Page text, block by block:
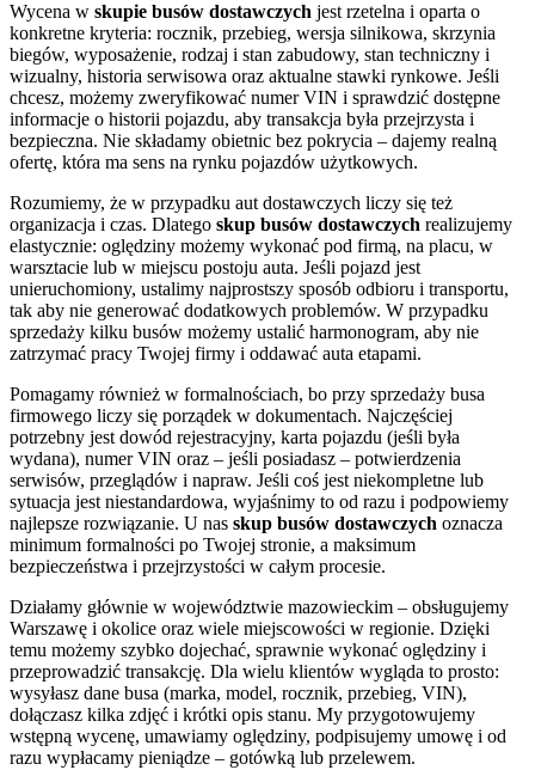
Wycena w skupie busów dostawczych jest rzetelna i oparta o
konkretne kryteria: rocznik, przebieg, wersja silnikowa, skrzynia
biegów, wyposażenie, rodzaj i stan zabudowy, stan techniczny i
wizualny, historia serwisowa oraz aktualne stawki rynkowe. Jeśli
chcesz, możemy zweryfikować numer VIN i sprawdzić dostępne
informacje o historii pojazdu, aby transakcja była przejrzysta i
bezpieczna. Nie składamy obietnic bez pokrycia – dajemy realną
ofertę, która ma sens na rynku pojazdów użytkowych.
Rozumiemy, że w przypadku aut dostawczych liczy się też
organizacja i czas. Dlatego skup busów dostawczych realizujemy
elastycznie: oględziny możemy wykonać pod firmą, na placu, w
warsztacie lub w miejscu postoju auta. Jeśli pojazd jest
unieruchomiony, ustalimy najprostszy sposób odbioru i transportu,
tak aby nie generować dodatkowych problemów. W przypadku
sprzedaży kilku busów możemy ustalić harmonogram, aby nie
zatrzymać pracy Twojej firmy i oddawać auta etapami.
Pomagamy również w formalnościach, bo przy sprzedaży busa
firmowego liczy się porządek w dokumentach. Najczęściej
potrzebny jest dowód rejestracyjny, karta pojazdu (jeśli była
wydana), numer VIN oraz – jeśli posiadasz – potwierdzenia
serwisów, przeglądów i napraw. Jeśli coś jest niekompletne lub
sytuacja jest niestandardowa, wyjaśnimy to od razu i podpowiemy
najlepsze rozwiązanie. U nas skup busów dostawczych oznacza
minimum formalności po Twojej stronie, a maksimum
bezpieczeństwa i przejrzystości w całym procesie.
Działamy głównie w województwie mazowieckim – obsługujemy
Warszawę i okolice oraz wiele miejscowości w regionie. Dzięki
temu możemy szybko dojechać, sprawnie wykonać oględziny i
przeprowadzić transakcję. Dla wielu klientów wygląda to prosto:
wysyłasz dane busa (marka, model, rocznik, przebieg, VIN),
dołączasz kilka zdjęć i krótki opis stanu. My przygotowujemy
wstępną wycenę, umawiamy oględziny, podpisujemy umowę i od
razu wypłacamy pieniądze – gotówką lub przelewem.